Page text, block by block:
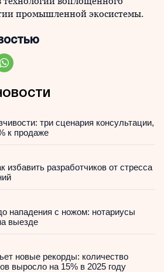
промышленной экосистемы.
три сценария консультации,
к продаже
избавить разработчиков от стресса
нападения с ножом: нотариусы
выезде
новые рекорды: количество
выросло на 15% в 2025 году